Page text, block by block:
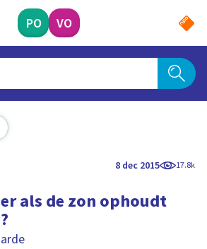
PO VO
8 dec 2015 17.8k
als de zon ophoudt